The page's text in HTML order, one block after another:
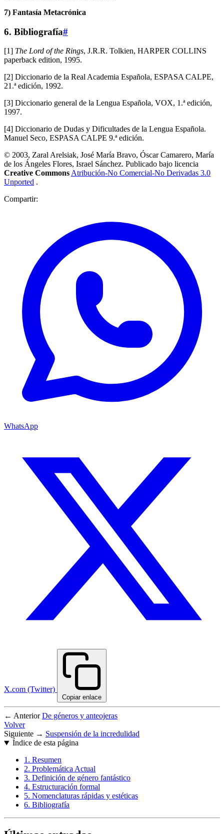
7) Fantasía Metacrónica
6. Bibliografía#
[1] The Lord of the Rings, J.R.R. Tolkien, HARPER COLLINS
paperback edition, 1995.
[2] Diccionario de la Real Academia Española, ESPASA CALPE,
21.ª edición, 1992.
[3] Diccionario general de la Lengua Española, VOX, 1.ª edición,
1997.
[4] Diccionario de Dudas y Dificultades de la Lengua Española.
Manuel Seco, ESPASA CALPE 9.ª edición.
© 2003, Zaral Arelsiak, José María Bravo, Óscar Camarero, María
de los Ángeles Flores, Israel Sánchez. Publicado bajo licencia
Creative CommonsAtribución-No Comercial-No Derivadas 3.0
Unported .
Compartir:
WhatsApp
X.com (Twitter)
Copiar enlace
← Anterior De géneros y anteojeras
Volver
Siguiente → Suspensión de la incredulidad
Índice de esta página
1. Resumen
2. Problemática Actual
3. Definición de género fantástico
4. Estructuración formal
5. Nomenclaturas rápidas y estéticas
6. Bibliografía